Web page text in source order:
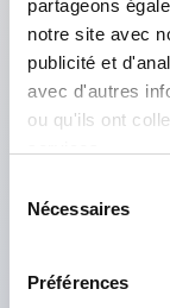
partageons
notre site avec
publicité et
avec d'autres
ou qu'ils ont
Nécessaires
Préférences
câblage, en
du couvercle
qu'une
immédiate aux
pour prévenir